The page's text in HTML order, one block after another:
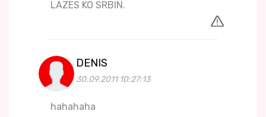
LAZES KO SRBIN.
DENIS
30.09.2011 10:27:13
hahahaha